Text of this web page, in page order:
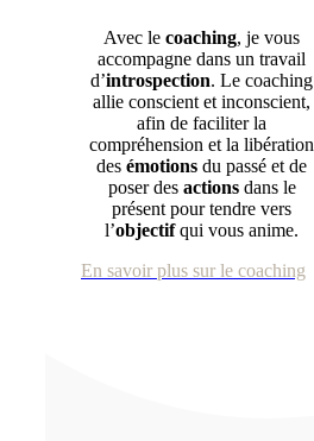
Avec lecoaching, je vous
accompagne dans un travail
d’introspection. Le coaching
allie conscient et inconscient,
afin de faciliter la
compréhension et la libération
desémotions du passé et de
poser des actionsdans le
présent pour tendre vers
l’objectifqui vous anime.
En savoir plus sur le coaching